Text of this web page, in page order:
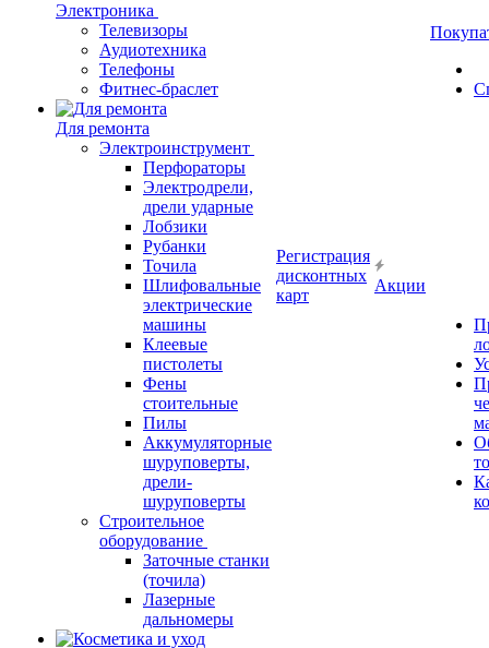
Электроника
Телевизоры
Аудиотехника
Телефоны
Фитнес-браслет
Для ремонта
Электроинструмент
Перфораторы
Электродрели,
дрели ударные
Лобзики
Рубанки
Точила
Шлифовальные
электрические
машины
Клеевые
пистолеты
Фены
стоительные
Пилы
Аккумуляторные
шуруповерты,
дрели-
шуруповерты
Строительное
оборудование
Заточные станки
(точила)
Лазерные
дальномеры
Регистрация
дисконтных
карт
Акции